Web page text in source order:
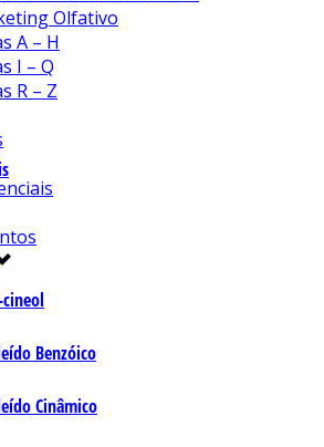
cineol
Benzóico
Cinâmico
Olfativo
A – H
I – Q
R – Z